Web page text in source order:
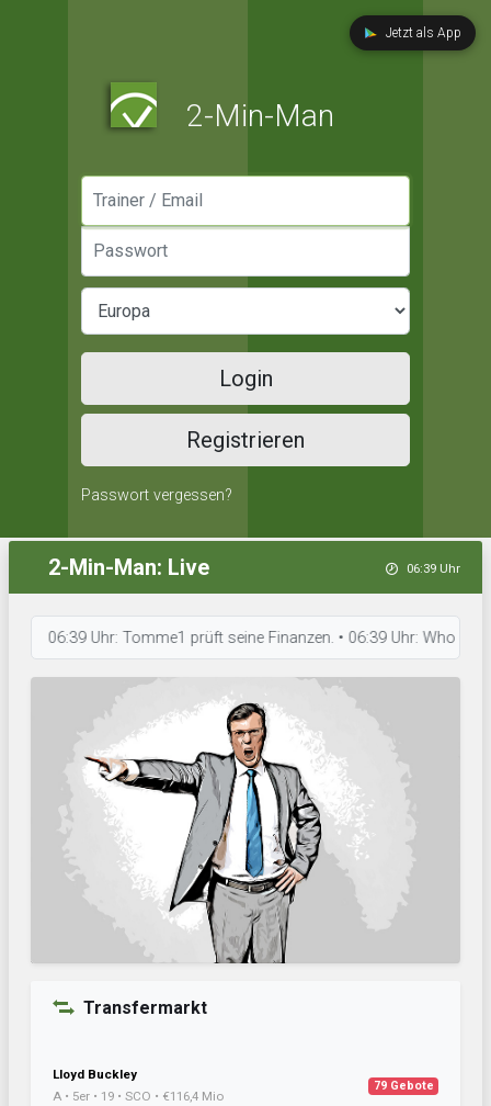
Jetzt als App
2-Min-Man
Login
Registrieren
Passwort vergessen?
2-Min-Man: Live 06:39 Uhr
06:39 Uhr: Tomme1 prüft seine Finanzen. • 06:39 Uhr: Who Let
Transfermarkt
Lloyd Buckley
A • 5er • 19 • SCO • €116,4 Mio
79 Gebote